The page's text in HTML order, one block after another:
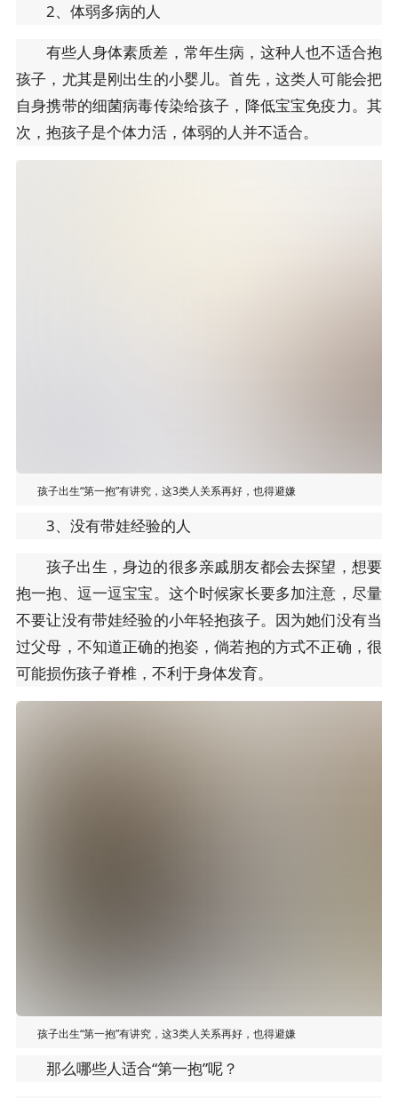
2、体弱多病的人
有些人身体素质差，常年生病，这种人也不适合抱
孩子，尤其是刚出生的小婴儿。首先，这类人可能会把
自身携带的细菌病毒传染给孩子，降低宝宝免疫力。其
次，抱孩子是个体力活，体弱的人并不适合。
孩子出生“第一抱”有讲究，这3类人关系再好，也得避嫌
3、没有带娃经验的人
孩子出生，身边的很多亲戚朋友都会去探望，想要
抱一抱、逗一逗宝宝。这个时候家长要多加注意，尽量
不要让没有带娃经验的小年轻抱孩子。因为她们没有当
过父母，不知道正确的抱姿，倘若抱的方式不正确，很
可能损伤孩子脊椎，不利于身体发育。
孩子出生“第一抱”有讲究，这3类人关系再好，也得避嫌
那么哪些人适合“第一抱”呢？